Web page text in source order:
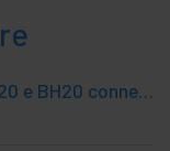
USB tavole di slot 3.0 a seconda HS20 e BH20 connettori. Questo tipo di connettori e cavi permettono la trasmissione di segnali 2 in un unico connettore USB 3,0. Sono tipici 20-pin trovato sulla scheda madre. I connettori hanno 2 file di 10-pin. HS20 è il connettore femmina e il connettore è BH20 maschio. Queste piastre di slot adattatori o supporti metallici sono forniti in profilo standard o profilo basso per instala sul retro senza prendere uno slot di espansione computer. Occupare un solo foro dello slot posteriore.